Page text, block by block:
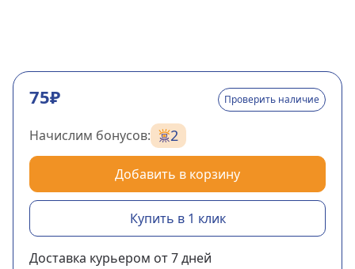
75₽ Проверить наличие
Начислим бонусов: 2
Добавить в корзину
Купить в 1 клик
Доставка курьером от 7дней